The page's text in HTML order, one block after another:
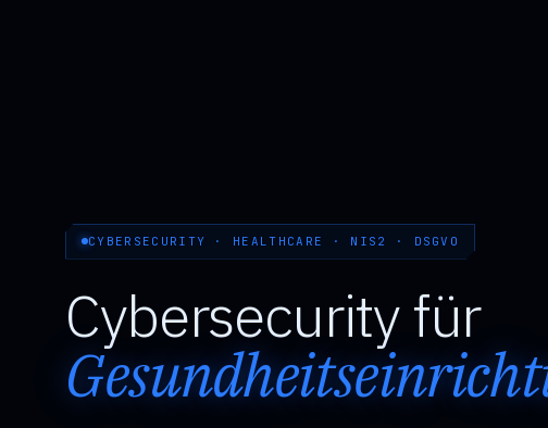
CYBERSECURITY · HEALTHCARE · NIS2 · DSGVO
Cybersecurity für